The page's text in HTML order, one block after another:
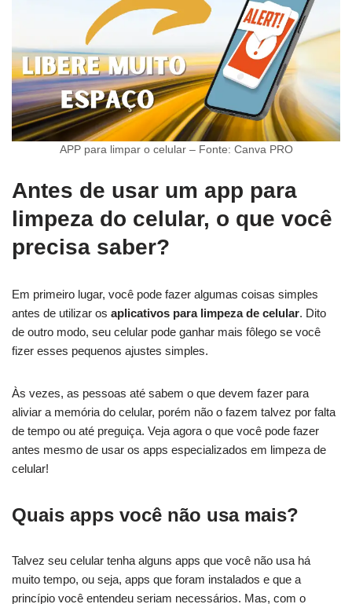
APP para limpar o celular – Fonte: Canva PRO
Antes de usar um app para
limpeza do celular, o que você
precisa saber?
Em primeiro lugar, você pode fazer algumas coisas simples
antes de utilizar os aplicativos para limpeza de celular. Dito
de outro modo, seu celular pode ganhar mais fôlego se você
fizer esses pequenos ajustes simples.
Às vezes, as pessoas até sabem o que devem fazer para
aliviar a memória do celular, porém não o fazem talvez por falta
de tempo ou até preguiça. Veja agora o que você pode fazer
antes mesmo de usar os apps especializados em limpeza de
celular!
Quais apps você não usa mais?
Talvez seu celular tenha alguns apps que você não usa há
muito tempo, ou seja, apps que foram instalados e que a
princípio você entendeu seriam necessários. Mas, com o